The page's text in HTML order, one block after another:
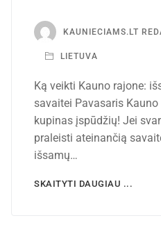
KAUNIECIAMS.LT
LIETUVA
Ką veikti Kauno rajone:
savaitei Pavasaris
kupinas įspūdžių! Jei
praleisti ateinančią
išsamų…
SKAITYTI DAUGIAU ...